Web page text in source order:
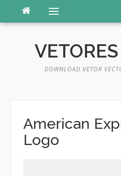
o
Menu
DOWNLOAD VETOR
American
Logo